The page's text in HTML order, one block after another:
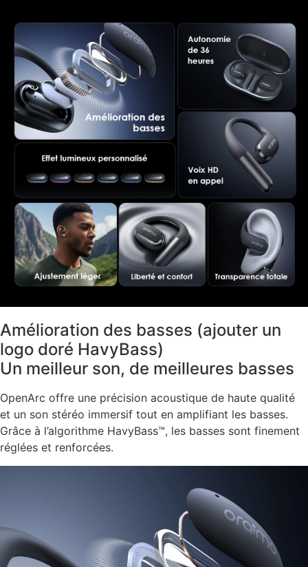
Amélioration des basses (ajouter un
logo doré HavyBass)
Un meilleur son, de meilleures basses
OpenArc offre une précision acoustique de haute qualité
et un son stéréo immersif tout en amplifiant les basses.
Grâce à l’algorithme HavyBass™, les basses sont finement
réglées et renforcées.